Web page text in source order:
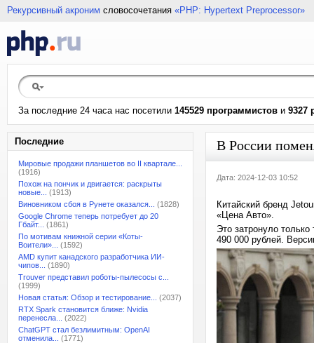
Рекурсивный акроним словосочетания «PHP: Hypertext Preprocessor»
За последние 24 часа нас посетили 145529 программистов и 9327
Последние
Мировые продажи планшетов во II квартале...
(1916)
Похож на пончик и двигается: раскрыты
новые...
(1913)
Виновником сбоя в Рунете оказался...
(1828)
Google Chrome теперь потребует до 20
Гбайт...
(1861)
По мотивам книжной серии «Коты-
Воители»...
(1592)
AMD купит канадского разработчика ИИ-
чипов...
(1890)
Trouver представил роботы-пылесосы с...
(1999)
Новая статья: Обзор и тестирование...
(2037)
RTX Spark становится ближе: Nvidia
перенесла...
(2022)
ChatGPT стал безлимитным: OpenAI
отменила...
(1771)
В России
Дата: 2024-12-03 10:52
Китайский бренд
«Цена Авто».
Это затронуло
490 000 рублей.